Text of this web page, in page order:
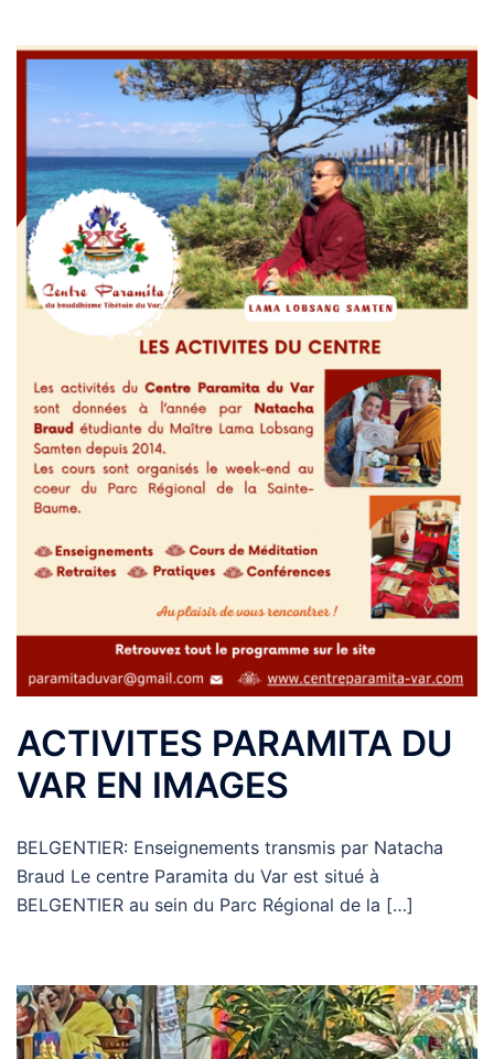
ACTIVITES PARAMITA DU
VAR EN IMAGES
BELGENTIER: Enseignements transmis par Natacha
Braud Le centre Paramita du Var est situé à
BELGENTIER au sein du Parc Régional de la […]